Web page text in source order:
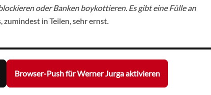
oder Banken boykottieren. Es gibt eine Fülle an
zumindest in Teilen, sehr ernst.
Browser-Push für Werner Jurga aktivieren